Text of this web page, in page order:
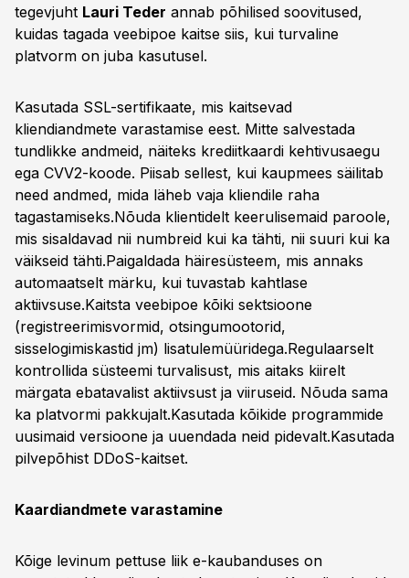
tegevjuht Lauri Teder annab põhilised soovitused,
kuidas tagada veebipoe kaitse siis, kui turvaline
platvorm on juba kasutusel.
Kasutada SSL-sertifikaate, mis kaitsevad
kliendiandmete varastamise eest. Mitte salvestada
tundlikke andmeid, näiteks krediitkaardi kehtivusaegu
ega CVV2-koode. Piisab sellest, kui kaupmees säilitab
need andmed, mida läheb vaja kliendile raha
tagastamiseks.Nõuda klientidelt keerulisemaid paroole,
mis sisaldavad nii numbreid kui ka tähti, nii suuri kui ka
väikseid tähti.Paigaldada häiresüsteem, mis annaks
automaatselt märku, kui tuvastab kahtlase
aktiivsuse.Kaitsta veebipoe kõiki sektsioone
(registreerimisvormid, otsingumootorid,
sisselogimiskastid jm) lisatulemüüridega.Regulaarselt
kontrollida süsteemi turvalisust, mis aitaks kiirelt
märgata ebatavalist aktiivsust ja viiruseid. Nõuda sama
ka platvormi pakkujalt.Kasutada kõikide programmide
uusimaid versioone ja uuendada neid pidevalt.Kasutada
pilvepõhist DDoS-kaitset.
Kaardiandmete varastamine
Kõige levinum pettuse liik e-kaubanduses on